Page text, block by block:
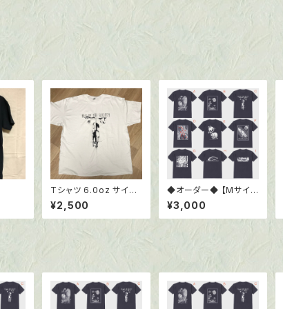
Tシャツ 6.0oz サイズ：
XXL
¥2,500
◆オーダー◆ 【Mサイズ
】 Tシャツ6.0oz ブラッ
ク
¥3,000